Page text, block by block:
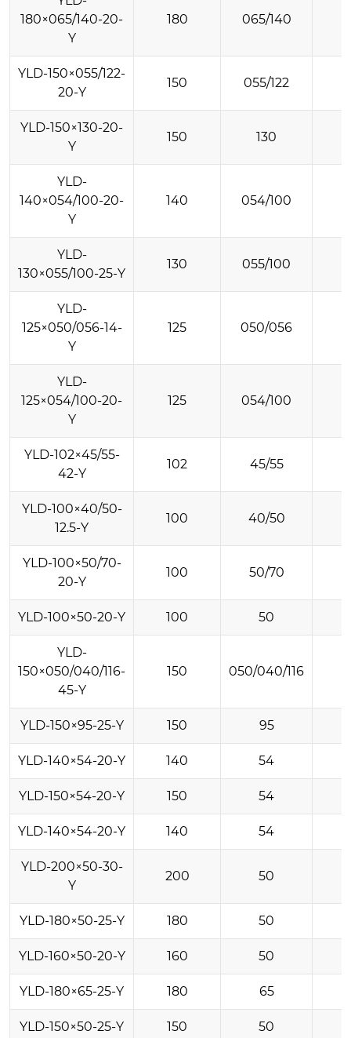
180×065/140-20-
Y
180 065/140
YLD-150×055/122-
20-Y
150 055/122
YLD-150×130-20-
Y
150 130
YLD-
140×054/100-20-
Y
140 054/100
YLD-
130×055/100-25-Y
130 055/100
YLD-
125×050/056-14-
Y
125 050/056
YLD-
125×054/100-20-
Y
125 054/100
YLD-102×45/55-
42-Y
102 45/55
YLD-100×40/50-
12.5-Y
100 40/50
YLD-100×50/70-
20-Y
100 50/70
YLD-100×50-20-Y 100 50
YLD-
150×050/040/116-
45-Y
150 050/040/116
YLD-150×95-25-Y 150 95
YLD-140×54-20-Y 140 54
YLD-150×54-20-Y 150 54
YLD-140×54-20-Y 140 54
YLD-200×50-30-
Y
200 50
YLD-180×50-25-Y 180 50
YLD-160×50-20-Y 160 50
YLD-180×65-25-Y 180 65
YLD-150×50-25-Y 150 50